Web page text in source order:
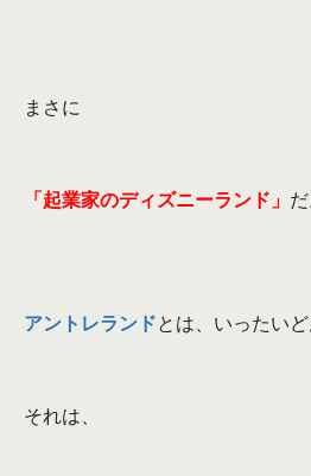
まさに
「起業家のディズニーランド」 だ
アントレランドとは、いったい
それは、